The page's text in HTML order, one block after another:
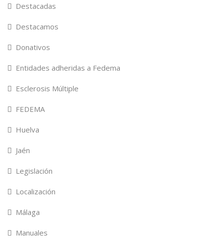
Destacadas
Destacamos
Donativos
Entidades adheridas a Fedema
Esclerosis Múltiple
FEDEMA
Huelva
Jaén
Legislación
Localización
Málaga
Manuales